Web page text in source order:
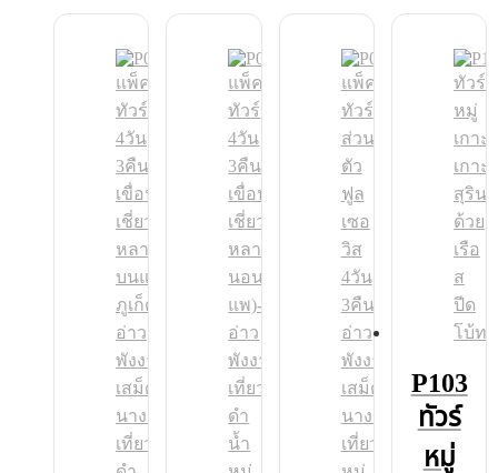
P103
ทัวร์
หมู่